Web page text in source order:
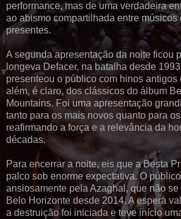
performance, mas de uma verdadeira
ao abismo compartilhada entre músicos
presentes.
A segunda apresentação da noite ficou
longeva Defacer, na batalha desde
presenteou o público com hinos antigos
além, é claro, dos clássicos do álbum
Mountains. Foi uma apresentação
tanto para os mais novos quanto para
reafirmando a força e a relevância da
décadas.
Para encerrar a noite, eis que a Besta
palco sob enorme expectativa. O
ansiosamente pela Azaghal, que não
Belo Horizonte desde 2014. A espera
a destruição foi iniciada e teve início